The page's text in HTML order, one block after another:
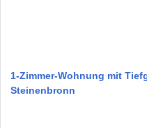
1-Zimmer-Wohnung mit
Steinenbronn